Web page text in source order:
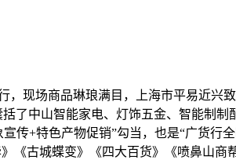
场商品琳琅满目，上海市平易近兴致
了中山智能家电、灯饰五金、智能制制
传+特色产物促销”勾当，也是“广货行
《古城蝶变》《四大百货》《喷鼻山商